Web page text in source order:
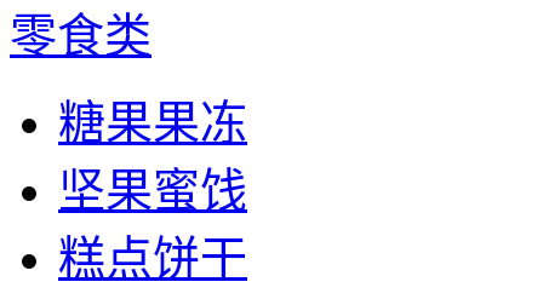
零食类
糖果果冻
坚果蜜饯
糕点饼干